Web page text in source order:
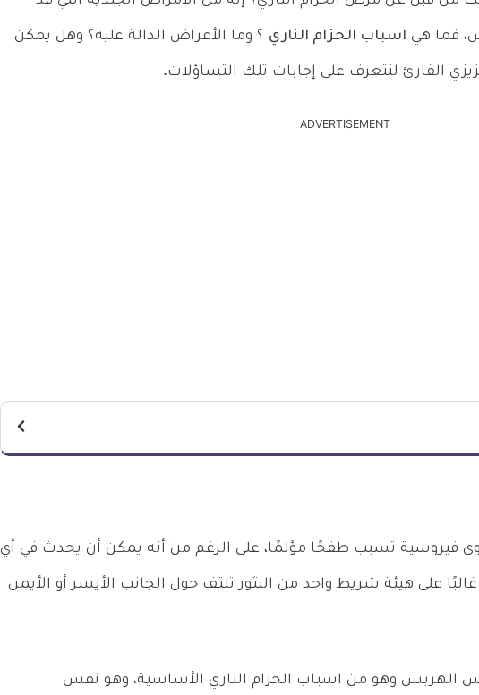
فما هي اسباب الحزام الناري ؟ وما الأعراض الدالة عليه؟ وهل يمكن
القارئ لتتعرف على إجابات تلك التساؤلات.
ADVERTISEMENT
فيروسية تسبب طفحًا مؤلمًا، على الرغم من أنه يمكن أن يحدث في أي
على هيئة شريط واحد من البثور تلتف حول الجانب الأيسر أو الأيمن
الهربس وهو من اسباب الحزام الناري الأساسية، وهو نفس